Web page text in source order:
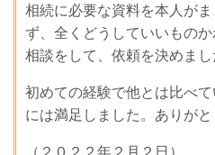
相続に必要な資料を本人が
ず、全くどうしていいもの
相談をして、依頼を決めまし
初めての経験で他とは比べ
には満足しました。ありがと